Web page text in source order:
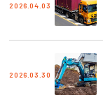
2026.04.03
2026.03.30